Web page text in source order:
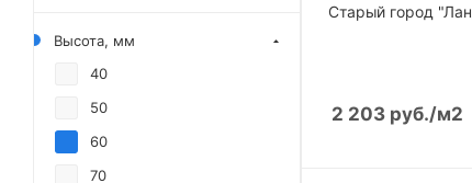
Старый город
2 203 руб./м2
Высота, мм
40
50
60
70